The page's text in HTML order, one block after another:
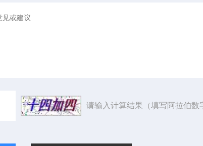
请输入计算结果（填写阿拉伯数